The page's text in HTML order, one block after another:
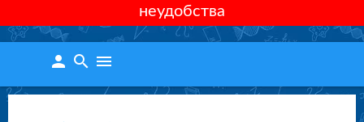
неудобства
person search menu